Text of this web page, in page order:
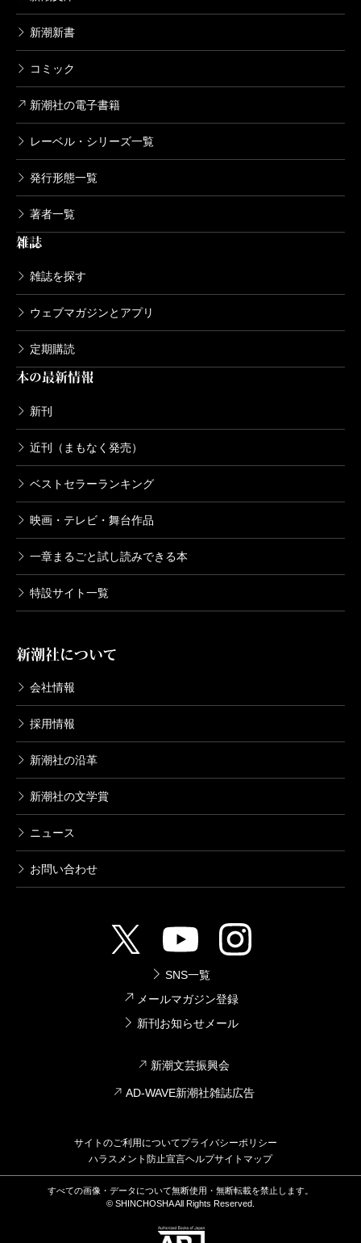
新潮新書
コミック
新潮社の電子書籍
レーベル・シリーズ一覧
発行形態一覧
著者一覧
雑誌
雑誌を探す
ウェブマガジンとアプリ
定期購読
本の最新情報
新刊
近刊（まもなく発売）
ベストセラーランキング
映画・テレビ・舞台作品
一章まるごと試し読みできる本
特設サイト一覧
新潮社について
会社情報
採用情報
新潮社の沿革
新潮社の文学賞
ニュース
お問い合わせ
SNS一覧
メールマガジン登録
新刊お知らせメール
新潮文芸振興会
AD-WAVE新潮社雑誌広告
サイトのご利用についてプライバシーポリシー
ハラスメント防止宣言ヘルプサイトマップ
すべての画像・データについて無断使用・無断転載を禁止します。
© SHINCHOSHA All Rights Reserved.